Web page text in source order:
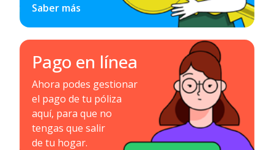
Saber más
Pago en línea
Ahora podes gestionar
el pago de tu póliza
aquí, para que no
tengas que salir
de tu hogar.